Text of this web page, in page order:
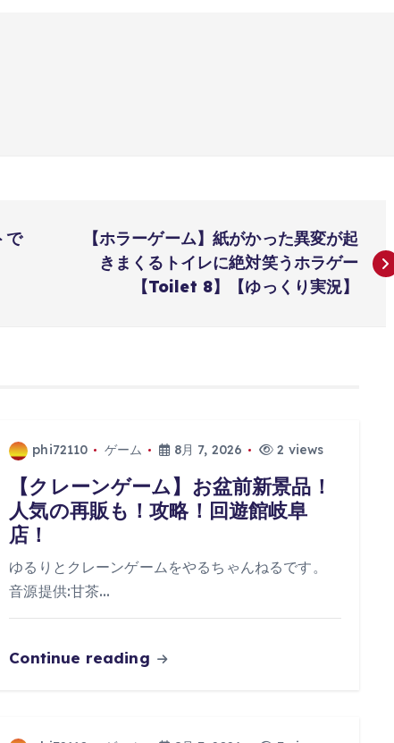
で
【ホラーゲーム】紙がかった異変が起
きまくるトイレに絶対笑うホラゲー
【Toilet 8】【ゆっくり実況】
phi72110 ゲーム 8月 7, 2026 2 views
【クレーンゲーム】お盆前新景品！
人気の再販も！攻略！回遊館岐阜
店！
ゆるりとクレーンゲームをやるちゃんねるです。
音源提供:甘茶…
Continue reading